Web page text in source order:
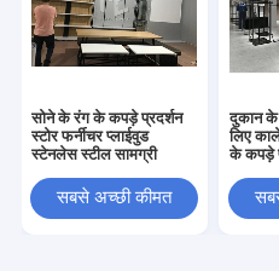
सोने के रंग के कपड़े प्रदर्शन
स्टोर फर्नीचर प्लाईवुड
स्टेनलेस स्टील सामग्री
सबसे अच्छी कीमत
दुकान के
लिए
के कपड़े